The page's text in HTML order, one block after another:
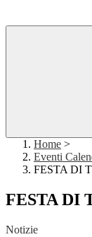
Home >
Eventi
FESTA DI
FESTA DI
Notizie